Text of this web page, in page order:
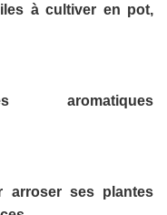
à cultiver en pot,
aromatiques
arroser ses plantes